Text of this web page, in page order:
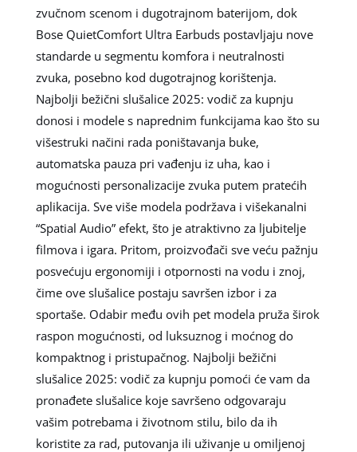
zvučnom scenom i dugotrajnom baterijom, dok
Bose QuietComfort Ultra Earbuds postavljaju nove
standarde u segmentu komfora i neutralnosti
zvuka, posebno kod dugotrajnog korištenja.
Najbolji bežični slušalice 2025: vodič za kupnju
donosi i modele s naprednim funkcijama kao što su
višestruki načini rada poništavanja buke,
automatska pauza pri vađenju iz uha, kao i
mogućnosti personalizacije zvuka putem pratećih
aplikacija. Sve više modela podržava i višekanalni
“Spatial Audio” efekt, što je atraktivno za ljubitelje
filmova i igara. Pritom, proizvođači sve veću pažnju
posvećuju ergonomiji i otpornosti na vodu i znoj,
čime ove slušalice postaju savršen izbor i za
sportaše. Odabir među ovih pet modela pruža širok
raspon mogućnosti, od luksuznog i moćnog do
kompaktnog i pristupačnog. Najbolji bežični
slušalice 2025: vodič za kupnju pomoći će vam da
pronađete slušalice koje savršeno odgovaraju
vašim potrebama i životnom stilu, bilo da ih
koristite za rad, putovanja ili uživanje u omiljenoj